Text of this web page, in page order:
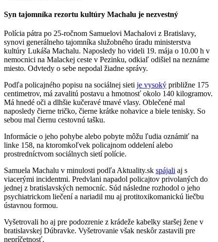
Syn tajomníka rezortu kultúry Machalu je nezvestný
Polícia pátra po 25-ročnom Samuelovi Machalovi z Bratislavy,
synovi generálneho tajomníka služobného úradu ministerstva
kultúry Lukáša Machalu. Naposledy ho videli 19. mája o 10.00 h v
nemocnici na Malackej ceste v Pezinku, odkiaľ odišiel na neznáme
miesto. Odvtedy o sebe nepodal žiadne správy.
Podľa policajného popisu na sociálnej sieti je vysoký približne 175
centimetrov, má zavalitú postavu a hmotnosť okolo 140 kilogramov.
Má hnedé oči a dlhšie kučeravé tmavé vlasy. Oblečené mal
naposledy čierne tričko, čierne krátke nohavice a biele tenisky. So
sebou mal čiernu cestovnú tašku.
Informácie o jeho pohybe alebo pobyte môžu ľudia oznámiť na
linke 158, na ktoromkoľvek policajnom oddelení alebo
prostredníctvom sociálnych sietí polície.
Samuela Machalu v minulosti podľa Aktuality.sk spájali aj s
viacerými incidentmi. Predvlani napadol policajtov privolaných do
jednej z bratislavských nemocníc. Súd následne rozhodol o jeho
psychiatrickom liečení a nariadil mu aj protitoxikomanickú liečbu
ústavnou formou.
Vyšetrovali ho aj pre podozrenie z krádeže kabelky staršej žene v
bratislavskej Dúbravke. Vyšetrovanie však neskôr zastavili pre
nepríčetnosť.